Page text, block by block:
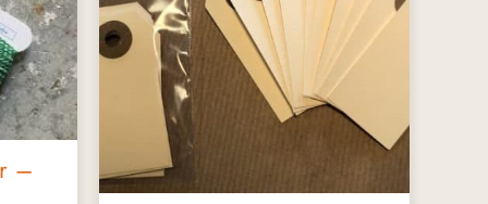
–
varianter.
Mulighederne
vælges
varesiden